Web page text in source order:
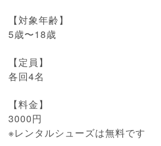
【対象年齢】
5歳〜18歳
【定員】
各回4名
【料金】
3000円
※レンタルシューズは無料です